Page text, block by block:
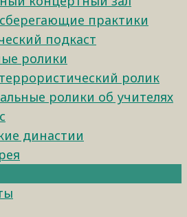
практики
подкаст
ролики
ролик
ролики об учителях
династии